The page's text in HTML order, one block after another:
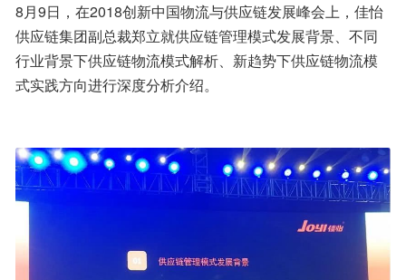
8月9日，在2018创新中国物流与供应链发展峰会上，佳怡
供应链集团副总裁郑立就供应链管理模式发展背景、不同
行业背景下供应链物流模式解析、新趋势下供应链物流模
式实践方向进行深度分析介绍。